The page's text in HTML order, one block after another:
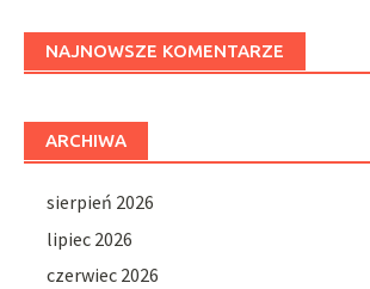
NAJNOWSZE KOMENTARZE
ARCHIWA
sierpień 2026
lipiec 2026
czerwiec 2026